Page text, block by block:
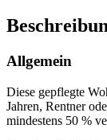
Allgemein
Diese gepflegte
Jahren, Rentner
mindestens 50 %